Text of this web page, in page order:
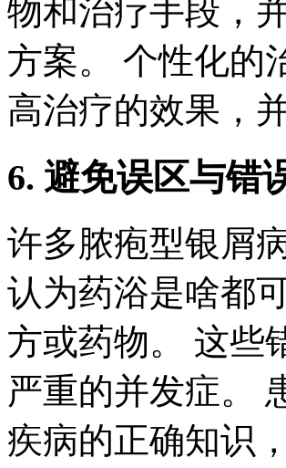
物和治疗手段，
方案。 个性化的
高治疗的效果，
6. 避免误区与错
许多脓疱型银屑
认为药浴是啥都
方或药物。 这些
严重的并发症。
疾病的正确知识